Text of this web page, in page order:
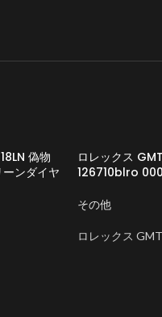
偽物
ンダイヤ
ロレックス
126710blro
その他
ロレックス